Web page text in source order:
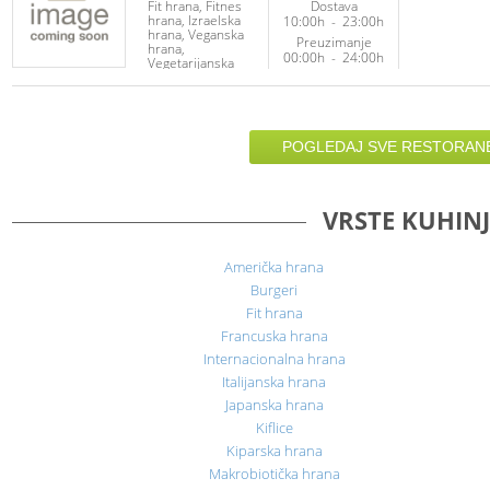
Fit hrana Fitnes
hrana Izraelska
hrana Veganska
hrana
Vegetarijanska
Dostava
10:00h - 23:00h
Preuzimanje
00:00h - 24:00h
POGLEDAJ SVE
VRSTE
Američka hrana
Burgeri
Fit hrana
Francuska hrana
Internacionalna hrana
Italijanska hrana
Japanska hrana
Kiflice
Kiparska hrana
Makrobiotička hrana